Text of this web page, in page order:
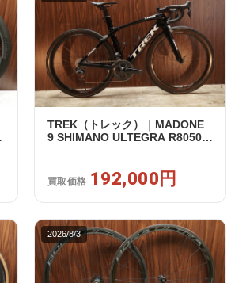
TREK（トレック）｜MADONE
9 SHIMANO ULTEGRA R8050
買取価格 192,000円
2026/8/3